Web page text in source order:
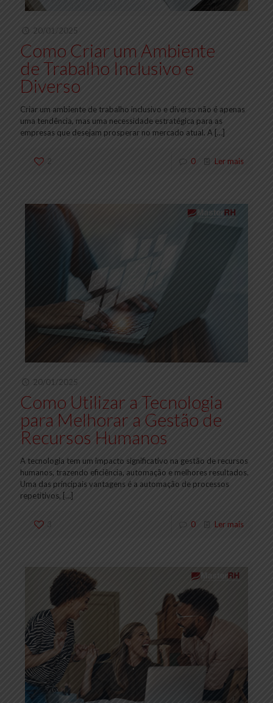
20/01/2025
Como Criar um Ambiente
de Trabalho Inclusivo e
Diverso
Criar um ambiente de trabalho inclusivo e diverso não é apenas
uma tendência, mas uma necessidade estratégica para as
empresas que desejam prosperar no mercado atual. A […]
2 0 Ler mais
20/01/2025
Como Utilizar a Tecnologia
para Melhorar a Gestão de
Recursos Humanos
A tecnologia tem um impacto significativo na gestão de recursos
humanos, trazendo eficiência, automação e melhores resultados.
Uma das principais vantagens é a automação de processos
repetitivos, […]
3 0 Ler mais